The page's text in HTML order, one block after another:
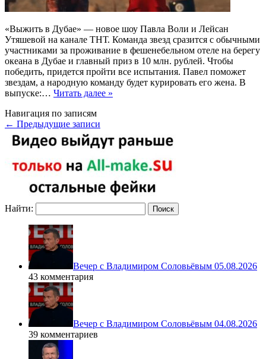
«Выжить в Дубае» — новое шоу Павла Воли и Лейсан
Утяшевой на канале ТНТ. Команда звезд сразится с обычными
участниками за проживание в фешенебельном отеле на берегу
океана в Дубае и главный приз в 10 млн. рублей. Чтобы
победить, придется пройти все испытания. Павел поможет
звездам, а народную команду будет курировать его жена. В
выпуске:… Читать далее »
Навигация по записям
← Предыдущие записи
Найти:
Вечер с Владимиром Соловьёвым 05.08.2026
43 комментария
Вечер с Владимиром Соловьёвым 04.08.2026
39 комментариев